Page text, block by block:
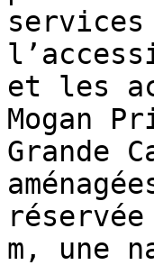
et les
Mogan
Grande
m, une